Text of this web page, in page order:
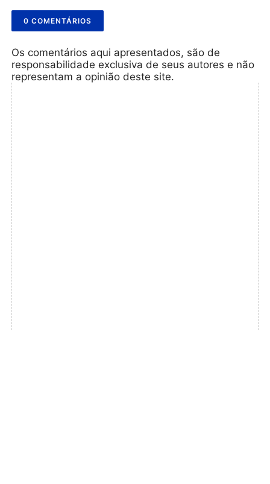
0 COMENTÁRIOS
Os comentários aqui apresentados, são de
responsabilidade exclusiva de seus autores e não
representam a opinião deste site.